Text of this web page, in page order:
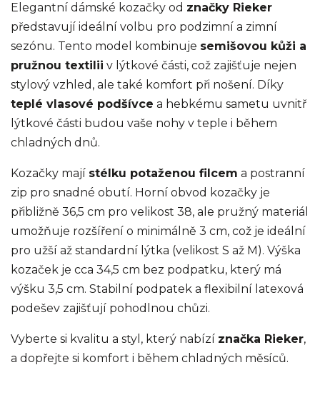
Elegantní dámské kozačky od značky Rieker
představují ideální volbu pro podzimní a zimní
sezónu. Tento model kombinuje semišovou kůži a
pružnou textilii v lýtkové části, což zajišťuje nejen
stylový vzhled, ale také komfort při nošení. Díky
teplé vlasové podšívce a hebkému sametu uvnitř
lýtkové části budou vaše nohy v teple i během
chladných dnů.
Kozačky mají stélku potaženou filcem a postranní
zip pro snadné obutí. Horní obvod kozačky je
přibližně 36,5 cm pro velikost 38, ale pružný materiál
umožňuje rozšíření o minimálně 3 cm, což je ideální
pro užší až standardní lýtka (velikost S až M). Výška
kozaček je cca 34,5 cm bez podpatku, který má
výšku 3,5 cm. Stabilní podpatek a flexibilní latexová
podešev zajišťují pohodlnou chůzi.
Vyberte si kvalitu a styl, který nabízí značka Rieker,
a dopřejte si komfort i během chladných měsíců.